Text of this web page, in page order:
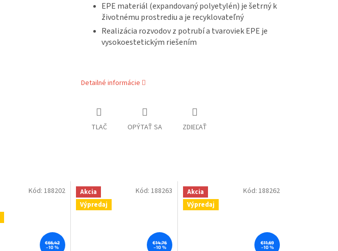
EPE materiál (expandovaný polyetylén) je šetrný k
životnému prostrediu a je recyklovateľný
Realizácia rozvodov z potrubí a tvaroviek EPE je
vysokoestetickým riešením
Detailné informácie
TLAČ OPÝTAŤ SA ZDIEĽAŤ
€66,42
–10 %
Kód: 188202
Akcia
Výpredaj
€14,76
–10 %
Kód:188263
Akcia
Výpredaj
€11,69
–10 %
Kód: 188262